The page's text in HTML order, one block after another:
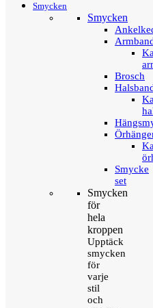
Smycken
Smycken
Brosch
Smycke
set
Smycken
för
hela
kroppen
Upptäck
smycken
för
varje
stil
och